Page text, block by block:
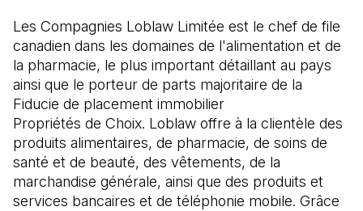
Les Compagnies Loblaw Limitée est le chef de file
canadien dans les domaines de l'alimentation et de
la pharmacie, le plus important détaillant au pays
ainsi que le porteur de parts majoritaire de la
Fiducie de placement immobilier
Propriétés de Choix. Loblaw offre à la clientèle des
produits alimentaires, de pharmacie, de soins de
santé et de beauté, des vêtements, de la
marchandise générale, ainsi que des produits et
services bancaires et de téléphonie mobile. Grâce